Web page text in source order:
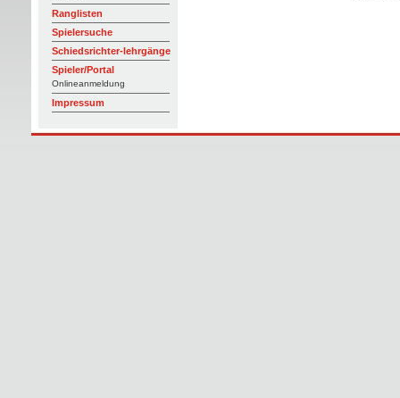
Ranglisten
Spielersuche
Schiedsrichter-lehrgänge
Spieler/Portal
Onlineanmeldung
Impressum